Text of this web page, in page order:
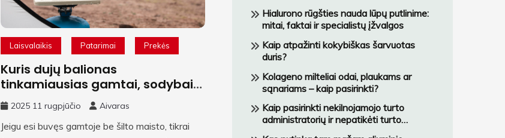
Laisvalaikis Patarimai Prekės
Kuris dujų balionas
tinkamiausias gamtai, sodybai
ar griliui?
2025 11 rugpjūčio Aivaras
Jeigu esi buvęs gamtoje be šilto maisto, tikrai
Hialurono rūgšties nauda lūpų putlinime:
mitai, faktai ir specialistų įžvalgos
Kaip atpažinti kokybiškas šarvuotas
duris?
Kolageno milteliai odai, plaukams ar
sąnariams – kaip pasirinkti?
Kaip pasirinkti nekilnojamojo turto
administratorių ir nepatikėti turto